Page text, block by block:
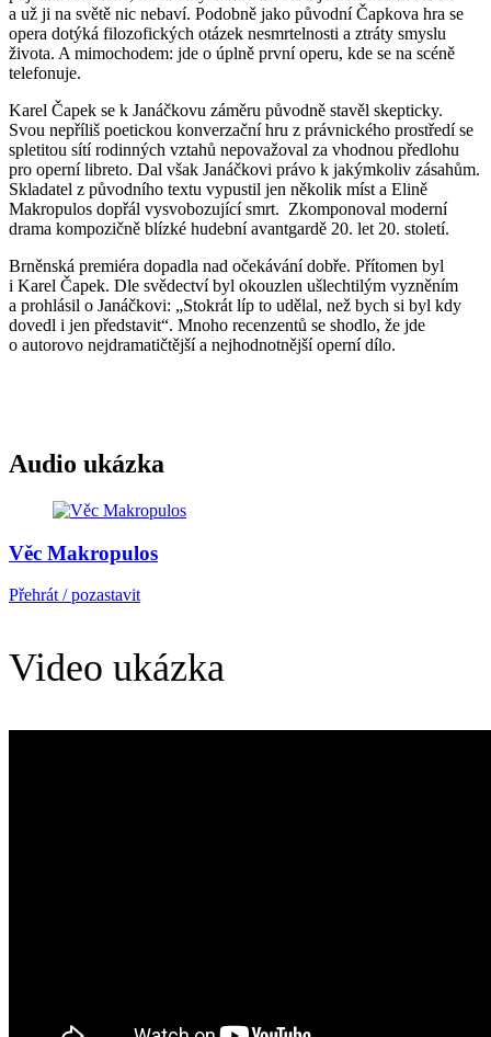
a už ji na světě nic nebaví. Podobně jako původní Čapkova hra se
opera dotýká filozofických otázek nesmrtelnosti a ztráty smyslu
života. A mimochodem: jde o úplně první operu, kde se na scéně
telefonuje.
Karel Čapek se k Janáčkovu záměru původně stavěl skepticky.
Svou nepříliš poetickou konverzační hru z právnického prostředí se
spletitou sítí rodinných vztahů nepovažoval za vhodnou předlohu
pro operní libreto. Dal však Janáčkovi právo k jakýmkoliv zásahům.
Skladatel z původního textu vypustil jen několik míst a Elině
Makropulos dopřál vysvobozující smrt. Zkomponoval moderní
drama kompozičně blízké hudební avantgardě 20. let 20. století.
Brněnská premiéra dopadla nad očekávání dobře. Přítomen byl
i Karel Čapek. Dle svědectví byl okouzlen ušlechtilým vyzněním
a prohlásil o Janáčkovi: „Stokrát líp to udělal, než bych si byl kdy
dovedl i jen představit“. Mnoho recenzentů se shodlo, že jde
o autorovo nejdramatičtější a nejhodnotnější operní dílo.
Audio ukázka
Věc Makropulos
Přehrát / pozastavit
Video ukázka